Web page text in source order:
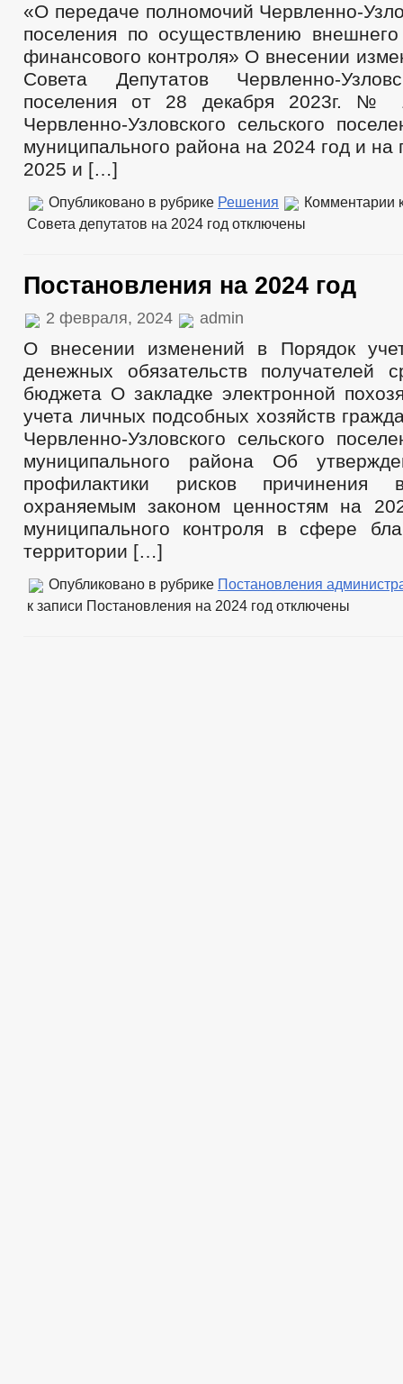
«О передаче полномочий Червленно-
поселения по осуществлению внешнего
финансового контроля» О внесении
Совета Депутатов Червленно-
поселения от 28 декабря 2023г. №
Червленно-Узловского сельского
муниципального района на 2024 год и
2025 и […]
Опубликовано в рубрике Решения Комментарии
Совета депутатов на 2024 год отключены
Постановления на 2024 год
2 февраля, 2024 admin
О внесении изменений в Порядок
денежных обязательств получателей
бюджета О закладке электронной
учета личных подсобных хозяйств
Червленно-Узловского сельского
муниципального района Об
профилактики рисков причинения
охраняемым законом ценностям на
муниципального контроля в сфере
территории […]
Опубликовано в рубрике Постановления
к записи Постановления на 2024 год отключены